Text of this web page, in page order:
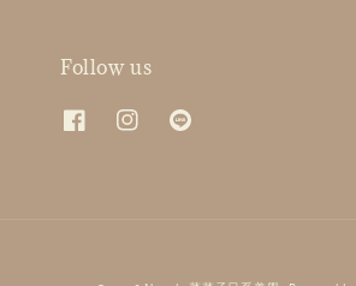
Follow us